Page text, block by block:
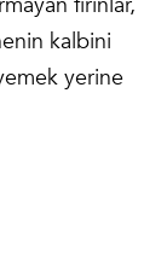
kalbini
yerine